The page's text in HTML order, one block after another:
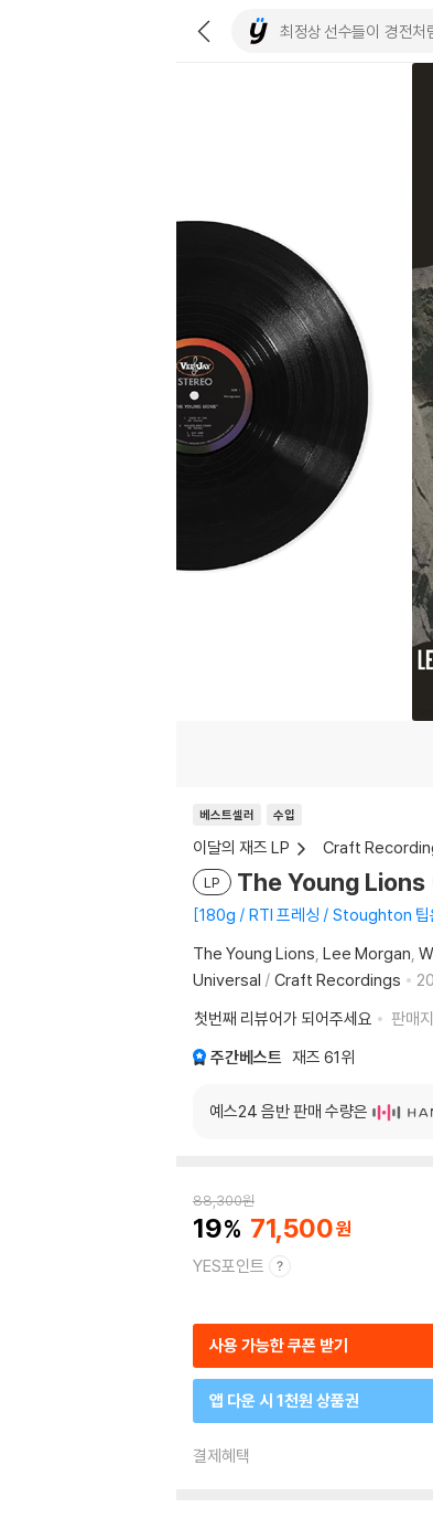
베스트셀러 수입
이달의 재즈 LP Craft
LP The Young Lions
180g / RTI 프레싱 / Stoughton 팁
The Young Lions Lee Morgan
Universal / Craft Recordings
첫번째 리뷰어가 되어주세요
판매
주간베스트 재즈 61위
예스24 음반 판매 수량은
88,300원
19 71,500
YES포인트
사용 가능한 쿠폰 받기
앱 다운 시 1천원 상품권
결제혜택